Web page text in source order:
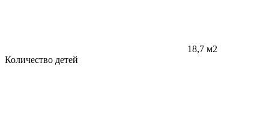
18,7 м2
Количество детей